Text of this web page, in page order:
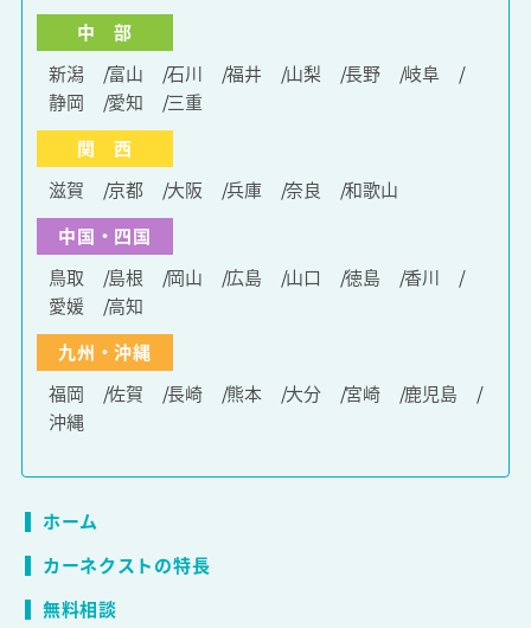
中 部
新潟
富山 石川 福井 山梨 長野
岐阜
静岡
愛知
三重
関 西
滋賀
京都 大阪 兵庫 奈良
和歌山
中国・四国
鳥取
島根 岡山 広島 山口 徳島
香川
愛媛
高知
九州・沖縄
福岡
佐賀 長崎 熊本 大分 宮崎
鹿児島
沖縄
ホーム
カーネクストの特長
無料相談